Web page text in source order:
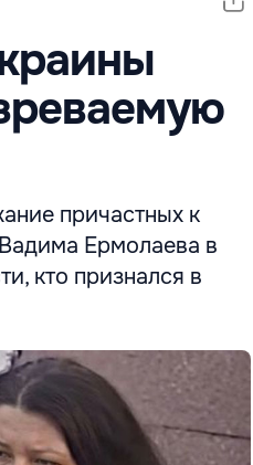
причастных к
Ермолаева в
кто признался в